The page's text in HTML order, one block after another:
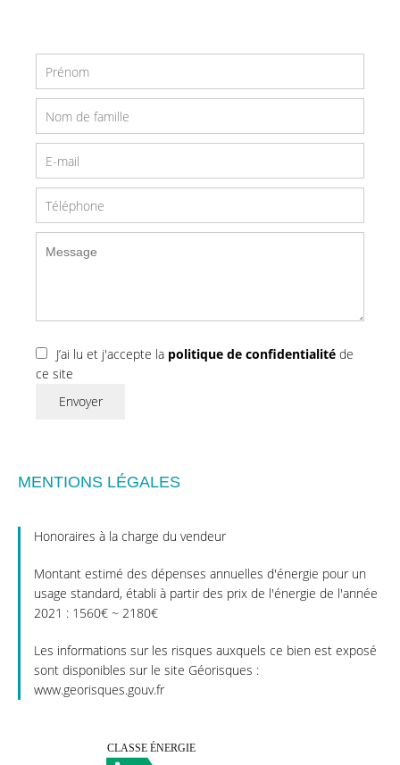
J’ai lu et j'accepte la politique de confidentialité de
ce site
Envoyer
MENTIONS LÉGALES
Honoraires à la charge du vendeur
Montant estimé des dépenses annuelles d'énergie pour un
usage standard, établi à partir des prix de l'énergie de l'année
2021 : 1560€ ~ 2180€
Les informations sur les risques auxquels ce bien est exposé
sont disponibles sur le site Géorisques :
www.georisques.gouv.fr